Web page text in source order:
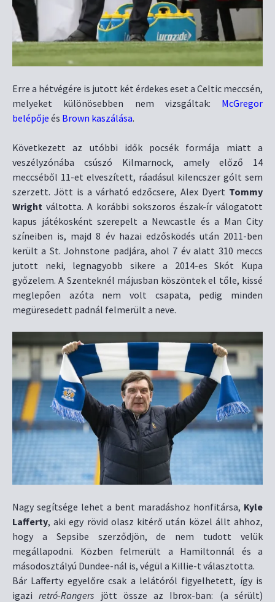
Erre a hétvégére is jutott két érdekes eset a Celtic meccsén,
melyeket különösebben nem vizsgáltak: McGregor
belépője és Brown kaszálása.
Következett az utóbbi idők pocsék formája miatt a
veszélyzónába csúszó Kilmarnock, amely előző 14
meccséből 11-et elveszített, ráadásul kilencszer gólt sem
szerzett. Jött is a várható edzőcsere, Alex Dyert Tommy
Wright váltotta. A korábbi sokszoros észak-ír válogatott
kapus játékosként szerepelt a Newcastle és a Man City
színeiben is, majd 8 év hazai edzősködés után 2011-ben
került a St. Johnstone padjára, ahol 7 év alatt 310 meccs
jutott neki, legnagyobb sikere a 2014-es Skót Kupa
győzelem. A Szenteknél májusban köszöntek el tőle, kissé
meglepően azóta nem volt csapata, pedig minden
megüresedett padnál felmerült a neve.
Nagy segítsége lehet a bent maradáshoz honfitársa, Kyle
Lafferty, aki egy rövid olasz kitérő után közel állt ahhoz,
hogy a Sepsibe szerződjön, de nem tudott velük
megállapodni. Közben felmerült a Hamiltonnál és a
másodosztályú Dundee-nál is, végül a Killie-t választotta.
Bár Lafferty egyelőre csak a lelátóról figyelhetett, így is
igaziretró-Rangers jött össze az Ibrox-ban: (a sérült)